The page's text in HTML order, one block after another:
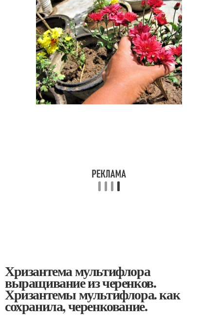
Хризантема мультифлора
выращивание из черенков.
Хризантемы мультифлора. как
сохранила, черенкование.